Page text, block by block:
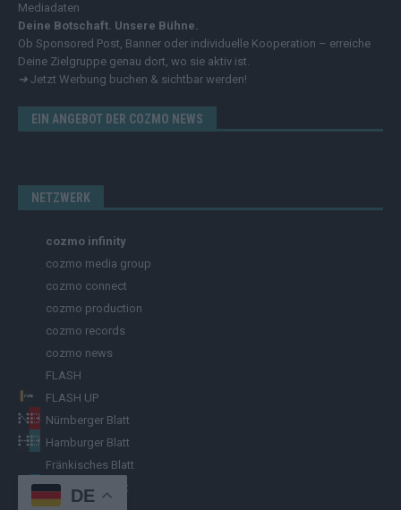
Mediadaten
Deine Botschaft. Unsere Bühne.
Ob Sponsored Post, Banner oder individuelle Kooperation – erreiche
Deine Zielgruppe genau dort, wo sie aktiv ist.
➔ Jetzt Werbung buchen & sichtbar werden!
EIN ANGEBOT DER COZMO NEWS
NETZWERK
cozmo infinity
cozmo media group
cozmo connect
cozmo production
cozmo records
cozmo news
FLASH
FLASH UP
Nürnberger Blatt
Hamburger Blatt
Fränkisches Blatt
Münchener Blatt
DE